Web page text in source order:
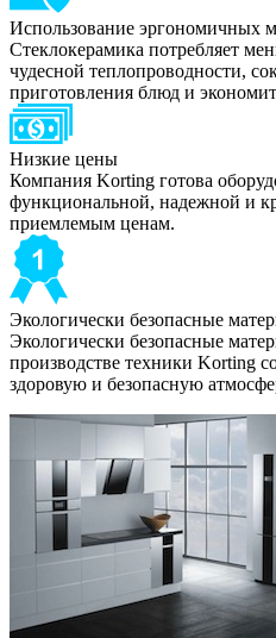
Использование эргономичных
Стеклокерамика потребляет
чудесной теплопроводности,
приготовления блюд и
Низкие цены
Компания Korting готова
функциональной, надежной и
приемлемым ценам.
Экологически безопасные
Экологически безопасные
производстве техники Korting
здоровую и безопасную